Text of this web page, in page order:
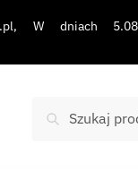
W dniach
Szukaj